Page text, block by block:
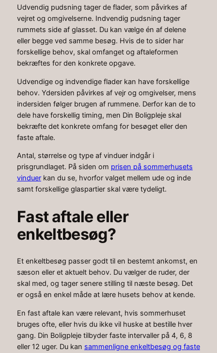
Udvendig pudsning tager de flader, som påvirkes af
vejret og omgivelserne. Indvendig pudsning tager
rummets side af glasset. Du kan vælge én af delene
eller begge ved samme besøg. Hvis de to sider har
forskellige behov, skal omfanget og aftaleformen
bekræftes for den konkrete opgave.
Udvendige og indvendige flader kan have forskellige
behov. Ydersiden påvirkes af vejr og omgivelser, mens
indersiden følger brugen af rummene. Derfor kan de to
dele have forskellig timing, men Din Boligpleje skal
bekræfte det konkrete omfang for besøget eller den
faste aftale.
Antal, størrelse og type af vinduer indgår i
prisgrundlaget. På siden om prisen på sommerhusets
vinduerkan du se, hvorfor valget mellem ude og inde
samt forskellige glaspartier skal være tydeligt.
Fast aftale eller
enkeltbesøg?
Et enkeltbesøg passer godt til en bestemt ankomst, en
sæson eller et aktuelt behov. Du vælger de ruder, der
skal med, og tager senere stilling til næste besøg. Det
er også en enkel måde at lære husets behov at kende.
En fast aftale kan være relevant, hvis sommerhuset
bruges ofte, eller hvis du ikke vil huske at bestille hver
gang. Din Boligpleje tilbyder faste intervaller på 4, 6, 8
eller 12 uger. Du kan sammenligne enkeltbesøg og faste